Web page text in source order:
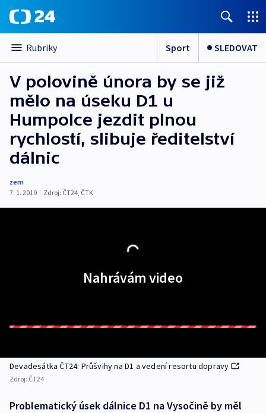
Rubriky Sport SLEDOVAT
V polovině února by se již
mělo na úseku D1 u
Humpolce jezdit plnou
rychlostí, slibuje ředitelství
dálnic
zem
7. 1. 2019 | Zdroj: ČT24, ČTK
Nahrávám video
Devadesátka ČT24: Průšvihy na D1 a vedení resortu dopravy
Zdroj: ČT24
Problematický úsek dálnice D1 na Vysočině by měl